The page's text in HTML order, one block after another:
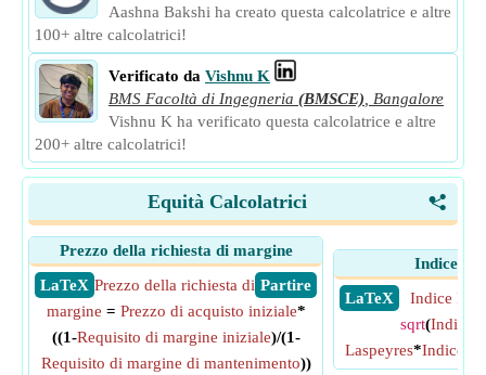
Aashna Bakshi ha creato questa calcolatrice e altre
100+ altre calcolatrici!
Verificato da Vishnu K
BMS Facoltà di Ingegneria (BMSCE)
Bangalore
Vishnu K ha verificato questa calcolatrice e altre
200+ altre calcolatrici!
<
Equità Calcolatrici
Prezzo della richiesta di margine
​ LaTeX
​ Partire
Prezzo della richiesta di
margine = Prezzo di acquisto iniziale*
((1-Requisito di margine iniziale)/(1-
Requisito di margine di mantenimento))
Indice
​ LaTeX
Indice
sqrt(Indice
Laspeyres*Indice